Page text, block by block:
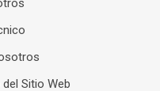
Sitio Web